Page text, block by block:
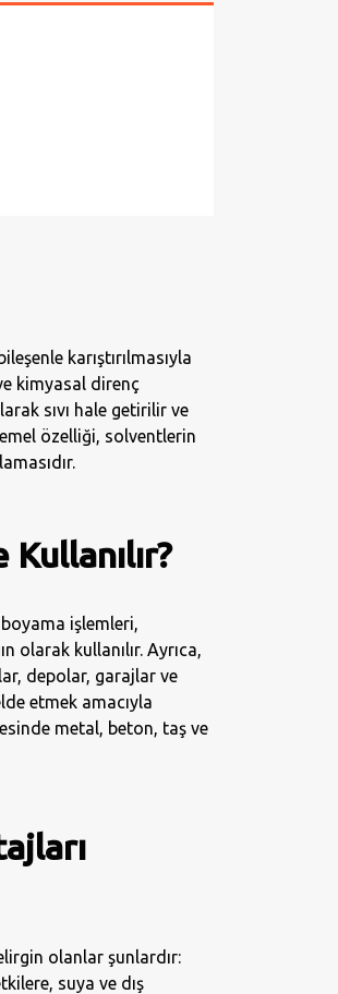
karıştırılmasıyla
kimyasal direnç
sıvı hale getirilir ve
özelliği, solventlerin
işlemleri,
olarak kullanılır. Ayrıca,
depolar, garajlar ve
etmek amacıyla
metal, beton, taş ve
olanlar şunlardır:
suya ve dış